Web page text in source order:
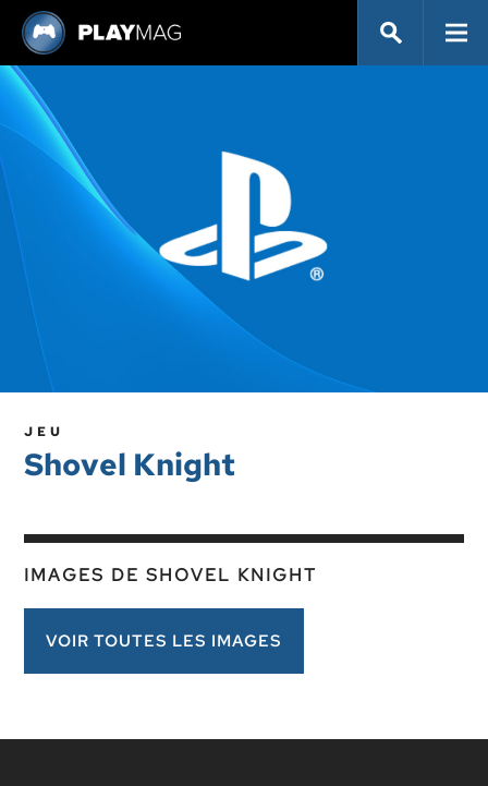
JEU
Shovel Knight
IMAGES DE SHOVEL KNIGHT
VOIR TOUTES LES IMAGES